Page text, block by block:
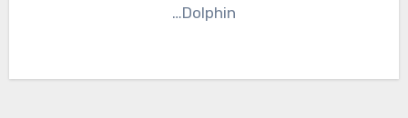
Dolphin…